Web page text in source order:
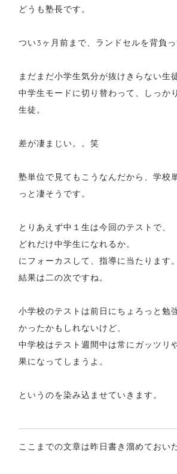
どうも塾長です。
つい3ヶ月前まで、ランドセルを背負っ
まだまだ小学生気分が抜けきらない生徒
中学生モードに切り替わって、しっか
生徒。
差が凄まじい。。笑
塾単位で見てもこうなんだから、学校
っと凄そうです。
とりあえず中１生は今回のテストで、
どれだけ中学生になれるか。
にフォーカスして、指導に当たります。
結果は二の次ですね。
小学校のテストは前日にちょろっと勉
かったかもしれないけど、
中学校はテスト週間中は常にガッツリ
果になってしまうよ。
というのを染み込ませていきます。
ここまでの文章は昨日書き溜めておい